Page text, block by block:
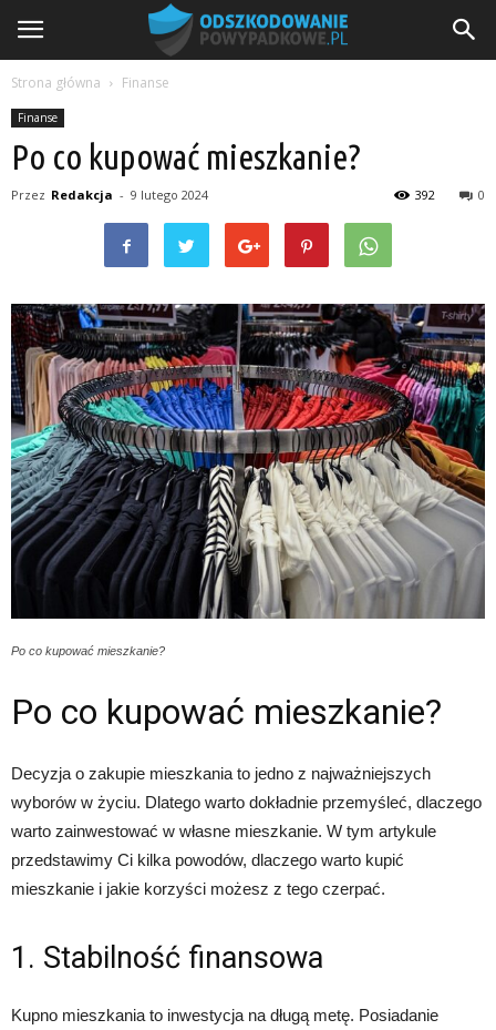
Strona główna Finanse
Finanse
Po co kupować mieszkanie?
Przez Redakcja - 9 lutego 2024 0
392
Po co kupować mieszkanie?
Po co kupować mieszkanie?
Decyzja o zakupie mieszkania to jedno z najważniejszych
wyborów w życiu. Dlatego warto dokładnie przemyśleć, dlaczego
warto zainwestować w własne mieszkanie. W tym artykule
przedstawimy Ci kilka powodów, dlaczego warto kupić
mieszkanie i jakie korzyści możesz z tego czerpać.
1. Stabilność finansowa
Kupno mieszkania to inwestycja na długą metę. Posiadanie